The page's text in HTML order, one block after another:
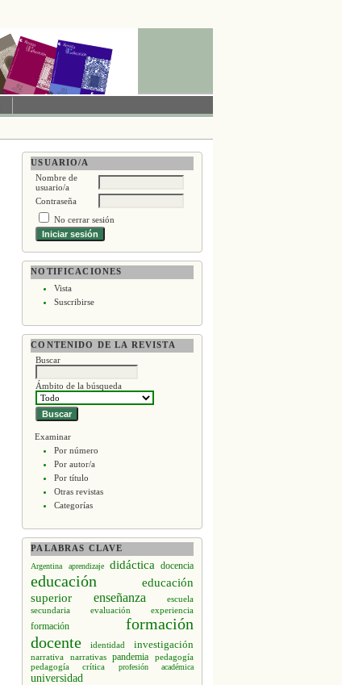
USUARIO/A
Nombre de
usuario/a
Contraseña
No cerrar sesión
NOTIFICACIONES
Vista
Suscribirse
CONTENIDO DE LA REVISTA
Buscar
Ámbito de la búsqueda
Examinar
Por número
Por autor/a
Por título
Otras revistas
Categorías
PALABRAS CLAVE
Argentina aprendizaje didáctica docencia
educación
educación
superior
enseñanza
escuela
secundaria
evaluación
experiencia
formación
formación
docente
identidad investigación
narrativa narrativas pandemia
pedagogía
pedagogía crítica
profesión académica
universidad